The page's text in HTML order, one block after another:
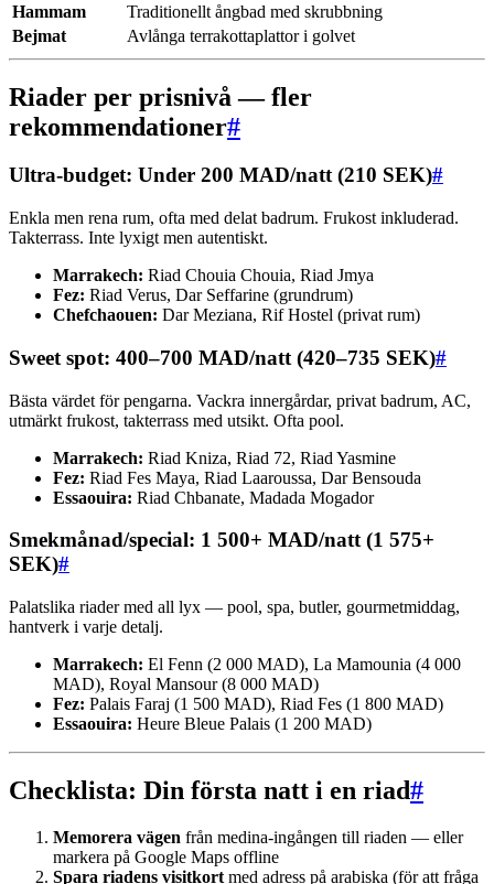
Hammam
Traditionellt ångbad med skrubbning
Bejmat
Avlånga terrakottaplattor i golvet
Riader per prisnivå — fler
rekommendationer#
Ultra-budget: Under 200 MAD/natt (210 SEK)#
Enkla men rena rum, ofta med delat badrum. Frukost inkluderad.
Takterrass. Inte lyxigt men autentiskt.
Marrakech: Riad Chouia Chouia, Riad Jmya
Fez: Riad Verus, Dar Seffarine (grundrum)
Chefchaouen: Dar Meziana, Rif Hostel (privat rum)
Sweet spot: 400–700 MAD/natt (420–735 SEK)#
Bästa värdet för pengarna. Vackra innergårdar, privat badrum, AC,
utmärkt frukost, takterrass med utsikt. Ofta pool.
Marrakech: Riad Kniza, Riad 72, Riad Yasmine
Fez: Riad Fes Maya, Riad Laaroussa, Dar Bensouda
Essaouira: Riad Chbanate, Madada Mogador
Smekmånad/special: 1 500+ MAD/natt (1 575+
SEK)#
Palatslika riader med all lyx — pool, spa, butler, gourmetmiddag,
hantverk i varje detalj.
Marrakech: El Fenn (2 000 MAD), La Mamounia (4 000
MAD), Royal Mansour (8 000 MAD)
Fez: Palais Faraj (1 500 MAD), Riad Fes (1 800 MAD)
Essaouira: Heure Bleue Palais (1 200 MAD)
Checklista: Din första natt i en riad#
Memorera vägen från medina-ingången till riaden — eller
markera på Google Maps offline
Spara riadens visitkort med adress på arabiska (för att fråga